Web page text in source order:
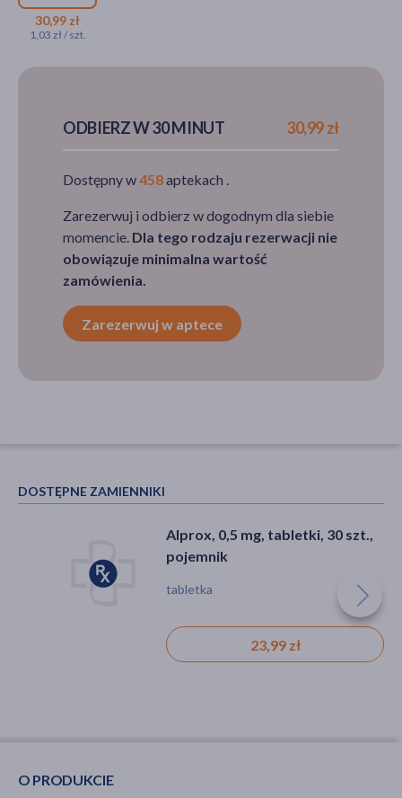
30,99 zł
1,03 zł / szt.
30,99 zł
PRODUKT CHWILOWO
NIEDOSTĘPNY
ODBIERZ W 30 MINUT 30,99 zł
Dostępny w458aptekach .
Zarezerwuj i odbierz w dogodnym dla siebie
momencie. Dla tego rodzaju rezerwacji nie
obowiązuje minimalna wartość
zamówienia.
Zarezerwuj w aptece
DOSTĘPNE ZAMIENNIKI
Alprox, 0,5 mg, tabletki, 30 szt.,
pojemnik
tabletka
23,99 zł
O PRODUKCIE